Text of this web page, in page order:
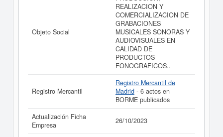
Objeto Social
REALIZACION Y
COMERCIALIZACION DE
GRABACIONES
MUSICALES SONORAS Y
AUDIOVISUALES EN
CALIDAD DE
PRODUCTOS
FONOGRAFICOS..
Registro Mercantil
Registro Mercantil de
Madrid - 6 actos en
BORME publicados
Actualización Ficha
Empresa
26/10/2023